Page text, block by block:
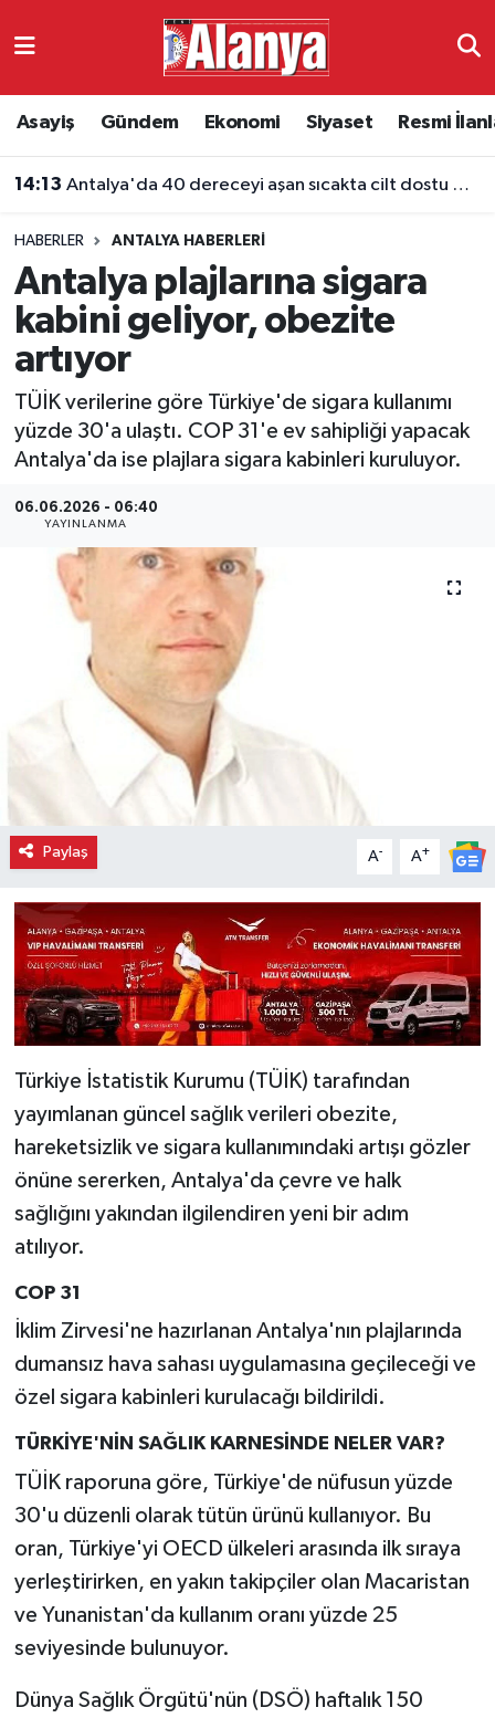
Asayiş Gündem Ekonomi Siyaset Resmi
14:13 Antalya'da 40 dereceyi aşan sıcakta cilt dostu giyim
14:12 Fenerbahçe, Japon golcü Ayase Ueda için görüşmelere başladı
HABERLER ANTALYA HABERLERI
Antalya plajlarına sigara
kabini geliyor, obezite
artıyor
TÜİK verilerine göre Türkiye'de sigara kullanımı
yüzde 30'a ulaştı. COP 31'e ev sahipliği yapacak
Antalya'da ise plajlara sigara kabinleri kuruluyor.
06.06.2026 - 06:40
YAYINLANMA
Paylaş A- A+
Türkiye İstatistik Kurumu (TÜİK) tarafından
yayımlanan güncel sağlık verileri obezite,
hareketsizlik ve sigara kullanımındaki artışı gözler
önüne sererken, Antalya'da çevre ve halk
sağlığını yakından ilgilendiren yeni bir adım
atılıyor.
COP 31
İklim Zirvesi'ne hazırlanan Antalya'nın plajlarında
dumansız hava sahası uygulamasına geçileceği ve
özel sigara kabinleri kurulacağı bildirildi.
TÜRKİYE'NİN SAĞLIK KARNESİNDE NELER VAR?
TÜİK raporuna göre, Türkiye'de nüfusun yüzde
30'u düzenli olarak tütün ürünü kullanıyor. Bu
oran, Türkiye'yi OECD ülkeleri arasında ilk sıraya
yerleştirirken, en yakın takipçiler olan Macaristan
ve Yunanistan'da kullanım oranı yüzde 25
seviyesinde bulunuyor.
Dünya Sağlık Örgütü'nün (DSÖ) haftalık 150
Ekonomi
Resmi İlanlar
Alanyaspor
Turizm
Antalya Namaz Vakitleri
Süper Lig Puan Durumu ve Fikstür
Tüm Manşetler
Son Dakika Haberleri